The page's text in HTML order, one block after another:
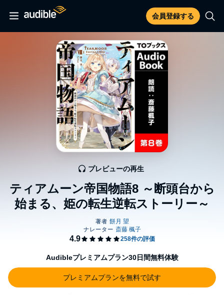
会員登録する
ティアムーン帝国物語8 ～断頭台から
始まる、姫の転生逆転ストーリー～
プレビューの再生
Audibleプレミアムプラン30日間無料体験
プレミアムプランを無料で試す